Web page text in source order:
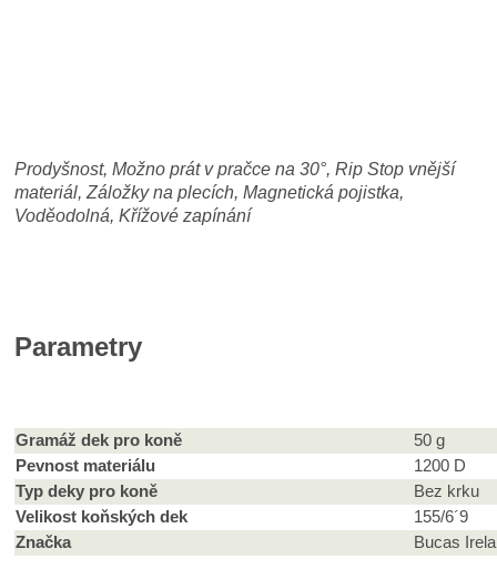
Prodyšnost, Možno prát v pračce na 30°, Rip Stop vnější
materiál, Záložky na plecích, Magnetická pojistka,
Voděodolná, Křížové zapínání
Parametry
Gramáž dek pro koně
50 g
Pevnost materiálu
1200 D
Typ deky pro koně
Bez krku
Velikost koňských dek
155/6´9
Značka
Bucas